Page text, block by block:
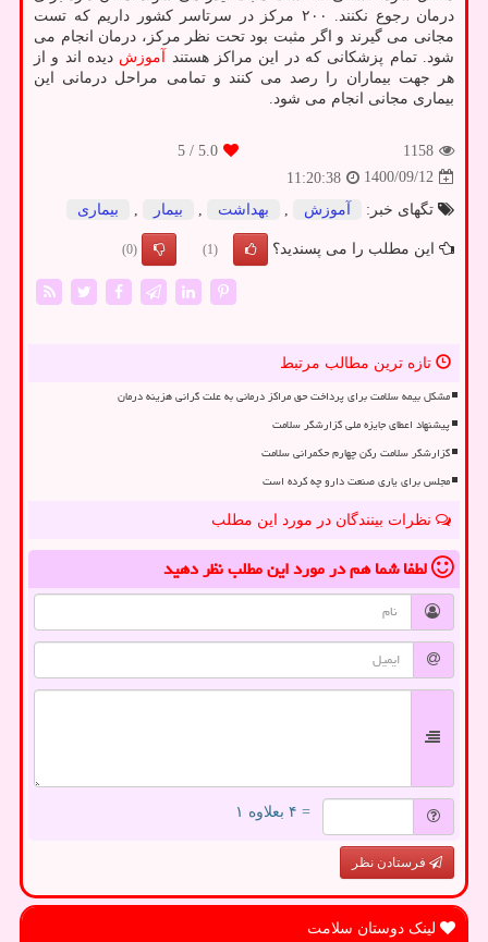
درمان رجوع نکنند. ۲۰۰ مرکز در سرتاسر کشور داریم که تست
مجانی می گیرند و اگر مثبت بود تحت نظر مرکز، درمان انجام می
شود. تمام پزشکانی که در این مراکز هستند آموزش دیده اند و از
هر جهت بیماران را رصد می کنند و تمامی مراحل درمانی این
بیماری مجانی انجام می شود.
1158
5.0
/ 5
1400/09/12
11:20:38
تگهای خبر:
آموزش بهداشت بیمار بیماری
این مطلب را می پسندید؟ (1)
(0)
تازه ترین مطالب مرتبط
مشکل بیمه سلامت برای پرداخت حق مراکز درمانی به علت گرانی هزینه درمان
پیشنهاد اعطای جایزه ملی گزارشگر سلامت
گزارشگر سلامت رکن چهارم حکمرانی سلامت
مجلس برای یاری صنعت دارو چه کرده است
نظرات بینندگان در مورد این مطلب
لطفا شما همدر مورد این مطلبنظر دهید
= ۴ بعلاوه ۱
فرستادن نظر
لینک دوستان سلامت